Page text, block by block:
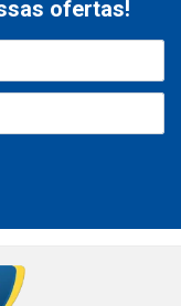
ofertas!